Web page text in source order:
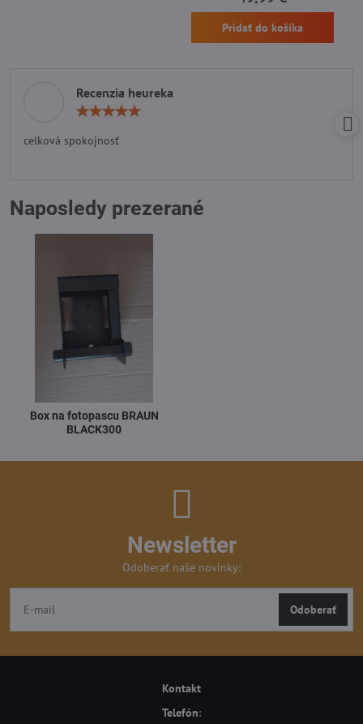
Pridať do košíka
Recenzia heureka
celková spokojnosť
Naposledy prezerané
Box na fotopascu BRAUN
BLACK300
Newsletter
Odoberať naše novinky:
Odoberať
Kontakt
Telefón: